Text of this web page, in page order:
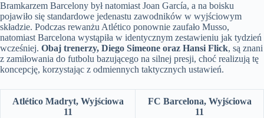
Bramkarzem Barcelony był natomiast Joan García, a na boisku
pojawiło się standardowe jedenastu zawodników w wyjściowym
składzie. Podczas rewanżu Atlético ponownie zaufało Musso,
natomiast Barcelona wystąpiła w identycznym zestawieniu jak tydzień
wcześniej. Obaj trenerzy, Diego Simeone oraz Hansi Flick, są znani
z zamiłowania do futbolu bazującego na silnej presji, choć realizują tę
koncepcję, korzystając z odmiennych taktycznych ustawień.
Atlético Madryt, Wyjściowa
11
FC Barcelona, Wyjściowa
11